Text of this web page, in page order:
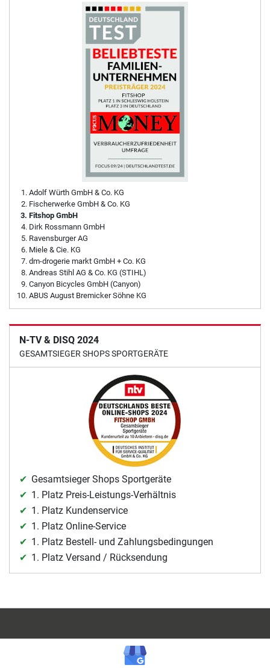
Adolf Würth GmbH & Co. KG
Fischerwerke GmbH & Co. KG
Fitshop GmbH
Dirk Rossmann GmbH
Ravensburger AG
Miele & Cie. KG
dm-drogerie markt GmbH + Co. KG
Andreas Stihl AG & Co. KG (STIHL)
Canyon Bicycles GmbH (Canyon)
ABUS August Bremicker Söhne KG
N-TV & DISQ 2024
GESAMTSIEGER SHOPS SPORTGERÄTE
Gesamtsieger Shops Sportgeräte
1. Platz Preis-Leistungs-Verhältnis
1. Platz Kundenservice
1. Platz Online-Service
1. Platz Bestell- und Zahlungsbedingungen
1. Platz Versand / Rücksendung